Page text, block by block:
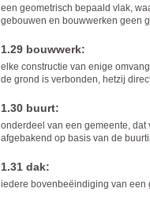
een geometrisch bepaald vlak,
gebouwen en bouwwerken geen
1.29 bouwwerk:
elke constructie van enige
de grond is verbonden, hetzij
1.30 buurt:
onderdeel van een gemeente,
afgebakend op basis van de
1.31 dak:
iedere bovenbeëindiging van een